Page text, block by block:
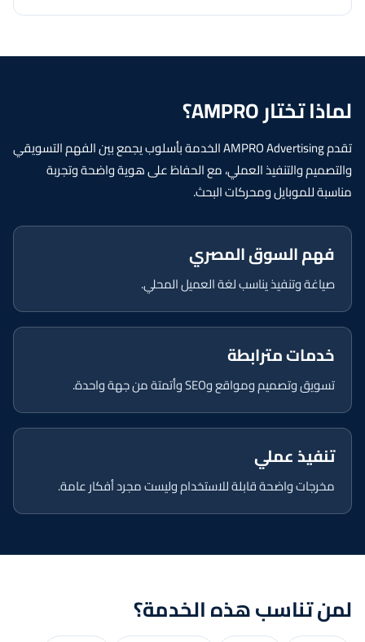
لماذا تختار AMPRO؟
تقدم AMPRO Advertising الخدمة بأسلوب يجمع بين الفهم التسويقي
والتصميم والتنفيذ العملي، مع الحفاظ على هوية واضحة وتجربة
مناسبة للموبايل ومحركات البحث.
فهم السوق المصري
صياغة وتنفيذ يناسب لغة العميل المحلي.
خدمات مترابطة
تسويق وتصميم ومواقع وSEO وأتمتة من جهة واحدة.
تنفيذ عملي
مخرجات واضحة قابلة للاستخدام وليست مجرد أفكار عامة.
لمن تناسب هذه الخدمة؟